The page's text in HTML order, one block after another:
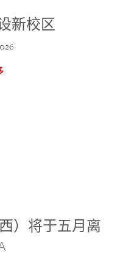
新校区
）将于五月离